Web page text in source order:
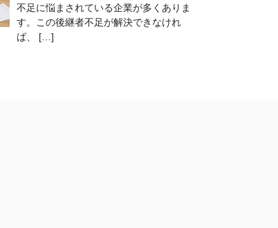
不足に悩まされている企業が多くありま
す。この後継者不足が解決できなけれ
ば、 […]